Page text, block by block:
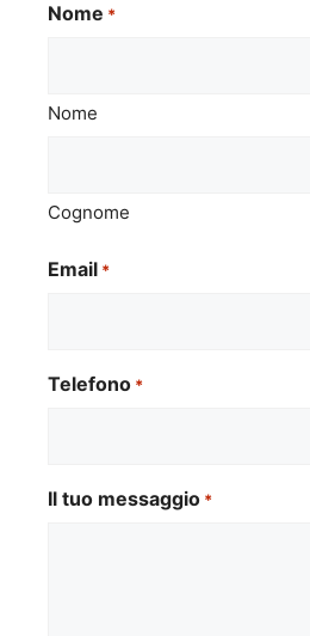
Nome *
Nome
Cognome
Email *
Telefono *
Il tuo messaggio *